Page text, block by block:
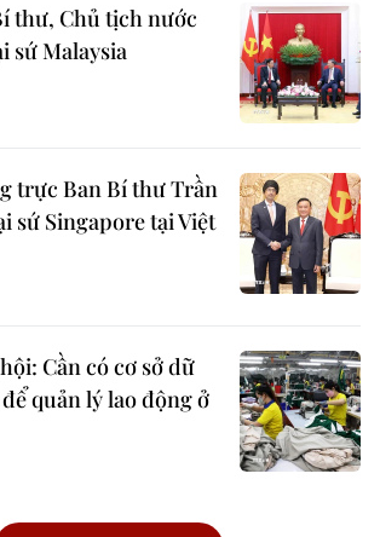
thư, Chủ tịch nước
sứ Malaysia
trực Ban Bí thư Trần
sứ Singapore tại Việt
Cần có cơ sở dữ
quản lý lao động ở